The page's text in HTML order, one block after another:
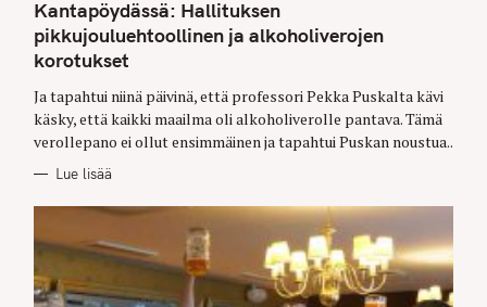
T
E
G
O
R
I
S
Kantapöydässä: Hallituksen
pikkujouluehtoollinen ja alkoholiverojen
korotukset
Ja tapahtui niinä päivinä, että professori Pekka Puskalta kävi
käsky, että kaikki maailma oli alkoholiverolle pantava. Tämä
verollepano ei ollut ensimmäinen ja tapahtui Puskan noustua..
Lue lisää